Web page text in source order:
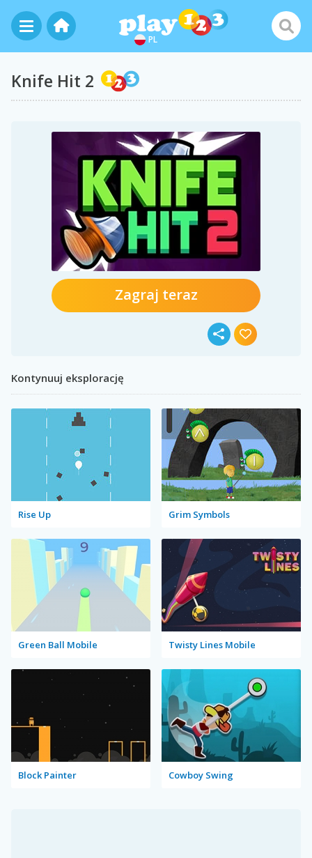
PL
Knife Hit 2
Zagraj teraz
Kontynuuj eksplorację
Rise Up Grim Symbols
Green Ball Mobile Twisty Lines Mobile
Block Painter Cowboy Swing